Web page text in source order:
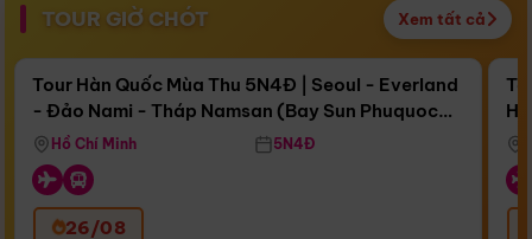
TOUR GIỜ CHÓT Xem tất cả
Còn17 ngày 09:32:20
Bay Sun Phuquoc Airways
Điểm nổi bật
Tour Hàn Quốc Mùa Thu 5N4Đ | Seoul - Everland
- Đảo Nami - Tháp Namsan (Bay Sun Phuquoc
Airways)
Hồ Chí Minh 5N4Đ
26/08